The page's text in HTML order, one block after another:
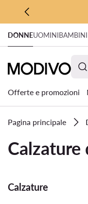
VAI AL
VAI ALLA RICERCA
DONNEUOMINIBAMBINI
Offerte e promozioni
Pagina principale
Calzature
Calzature